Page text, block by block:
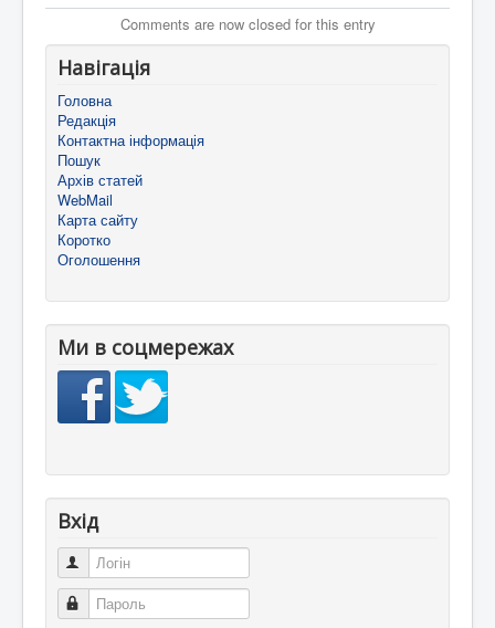
Comments are now closed for this entry
Навігація
Головна
Редакція
Контактна інформація
Пошук
Архів статей
WebMail
Карта сайту
Коротко
Оголошення
Ми в соцмережах
Вхід
Логін
Пароль